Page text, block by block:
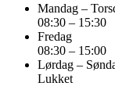
Mandag –
08:30 – 15:30
Fredag
08:30 – 15:00
Lørdag –
Lukket